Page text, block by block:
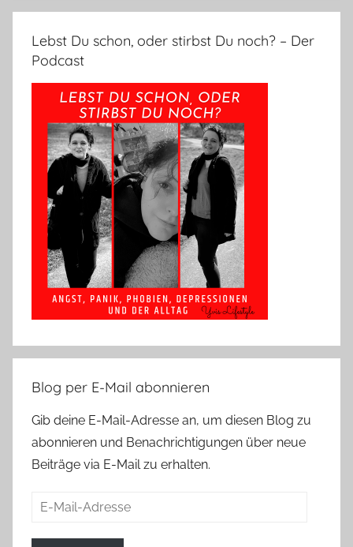
Lebst Du schon, oder stirbst Du noch? – Der
Podcast
Blog per E-Mail abonnieren
Gib deine E-Mail-Adresse an, um diesen Blog zu
abonnieren und Benachrichtigungen über neue
Beiträge via E-Mail zu erhalten.
E-